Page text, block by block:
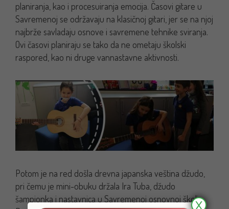
planiranja, kao i procesuiranja emocija. Časovi gitare u
Savremenoj se održavaju na klasičnoj gitari, jer se na njoj
najbrže savladaju osnove i savremene tehnike sviranja.
Ovi časovi planiraju se tako da ne ometaju školski
raspored, kao ni druge vannastavne aktivnosti.
Potom je na red došla drevna japanska veština džudo,
pri čemu je mini-obuku držala Ira Tuba, džudo
šampionka i nastavnica u Savremenoj osnovnoj školi.X